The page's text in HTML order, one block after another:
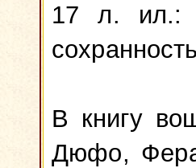
17 л. ил.:
В книгу
Дюфо,